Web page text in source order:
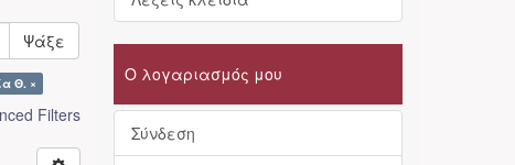
Ψάξε
Θ. ×
Filters
Ο λογαριασμός μου
Σύνδεση